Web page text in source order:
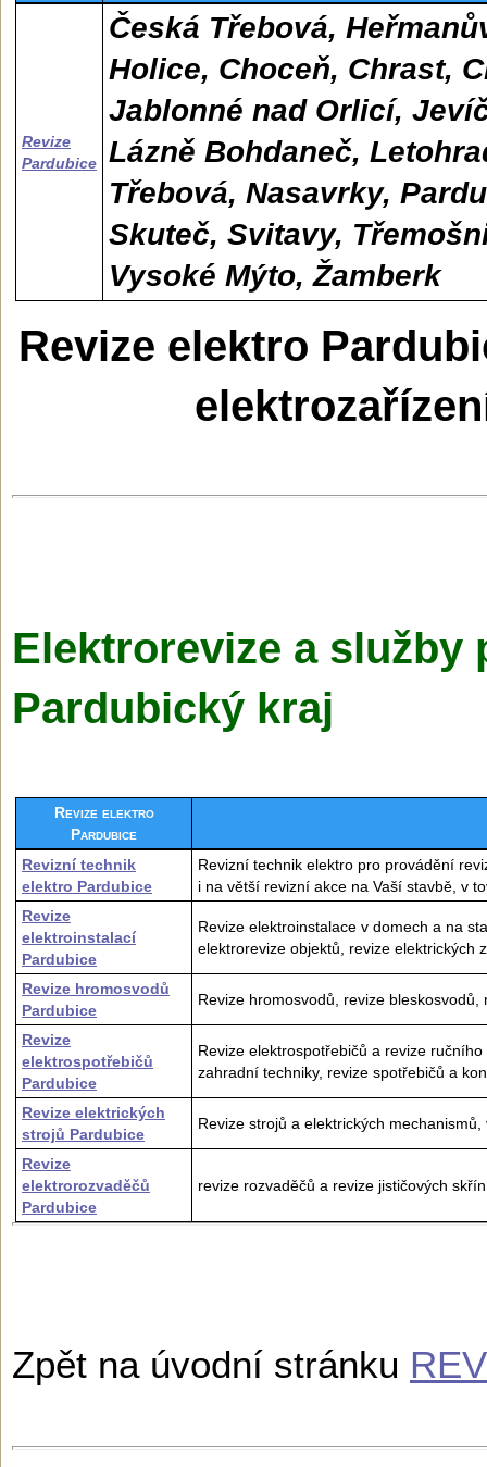
Revize
Pardubice
Česká Třebová,
Holice, Choceň, Chrast,
Jablonné nad Orlicí,
Lázně Bohdaneč,
Třebová, Nasavrky,
Skuteč, Svitavy,
Vysoké Mýto, Žamberk
Revize elektro
Elektrorevize a služby
Pardubický kraj
Revize elektro
Pardubice
Revizní technik
elektro Pardubice
Revizní technik elektro pro provádění
i na větší revizní akce na Vaší stavbě, v
Revize
elektroinstalací
Pardubice
Revize elektroinstalace v domech a na
elektrorevize objektů, revize elektrických
Revize hromosvodů
Pardubice
Revize hromosvodů, revize
Revize
elektrospotřebičů
Pardubice
Revize elektrospotřebičů a revize
zahradní techniky, revize spotřebičů a
Revize elektrických
strojů Pardubice
Revize strojů a elektrických
Revize
elektrorozvaděčů
Pardubice
revize rozvaděčů a revize jističových
Zpět na úvodní stránku